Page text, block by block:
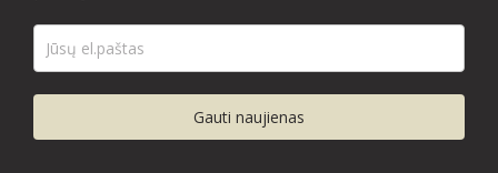
Gauti naujienas